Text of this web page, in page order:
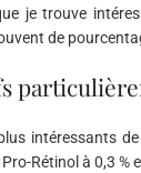
je trouve
de
intéressants
Rétinol à 0,3 %